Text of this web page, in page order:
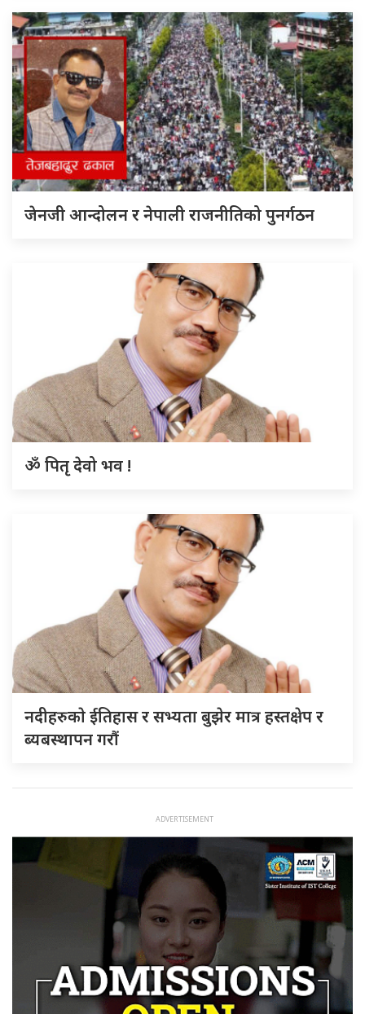
जेनजी आन्दोलन र नेपाली राजनीतिको पुनर्गठन
ॐ पितृ देवो भव !
नदीहरुकाे ईतिहास र सभ्यता बुझेर मात्र हस्तक्षेप र
ब्यबस्थापन गराैं